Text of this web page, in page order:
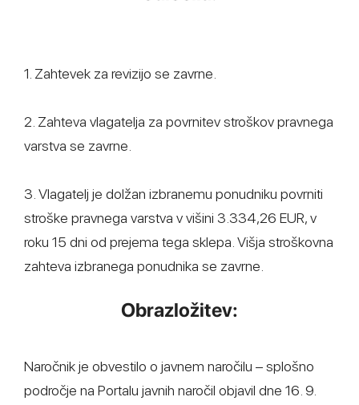
1. Zahtevek za revizijo se zavrne.
2. Zahteva vlagatelja za povrnitev stroškov pravnega
varstva se zavrne.
3. Vlagatelj je dolžan izbranemu ponudniku povrniti
stroške pravnega varstva v višini 3.334,26 EUR, v
roku 15 dni od prejema tega sklepa. Višja stroškovna
zahteva izbranega ponudnika se zavrne.
Obrazložitev:
Naročnik je obvestilo o javnem naročilu – splošno
področje na Portalu javnih naročil objavil dne 16. 9.